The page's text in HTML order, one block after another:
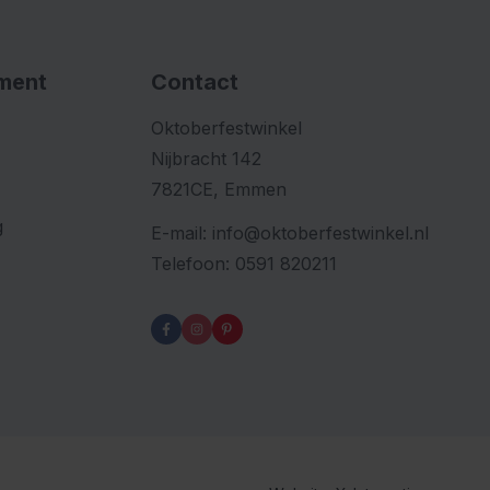
Contact
Oktoberfestwinkel
Nijbracht 142
7821CE, Emmen
E-mail: info@oktoberfestwinkel.nl
Telefoon: 0591 820211